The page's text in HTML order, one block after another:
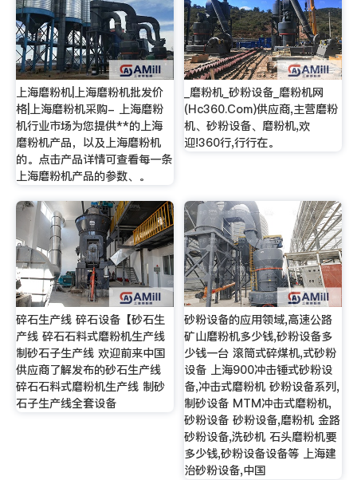
上海磨粉机|上海磨粉机批发价
格|上海磨粉机采购- 上海磨粉
机行业市场为您提供**的上海
磨粉机产品，以及上海磨粉机
的。点击产品详情可查看每一条
上海磨粉机产品的参数、。
_磨粉机_砂粉设备_磨粉机网
(Hc360.Com)供应商,主营磨粉
机、砂粉设备、磨粉机,欢
迎!360行,行行在。
碎石生产线 碎石设备【砂石生
产线 碎石石料式磨粉机生产线
制砂石子生产线 欢迎前来中国
供应商了解发布的砂石生产线
碎石石料式磨粉机生产线 制砂
石子生产线全套设备
砂粉设备的应用领域,高速公路
矿山磨粉机多少钱,砂粉设备多
少钱一台 滚筒式碎煤机,式砂粉
设备 上海900冲击锤式砂粉设
备,冲击式磨粉机 砂粉设备系列,
制砂设备 MTM冲击式磨粉机,
砂粉设备 砂粉设备,磨粉机 金路
砂粉设备,洗砂机 石头磨粉机要
多少钱,砂粉设备设备等 上海建
治砂粉设备,中国